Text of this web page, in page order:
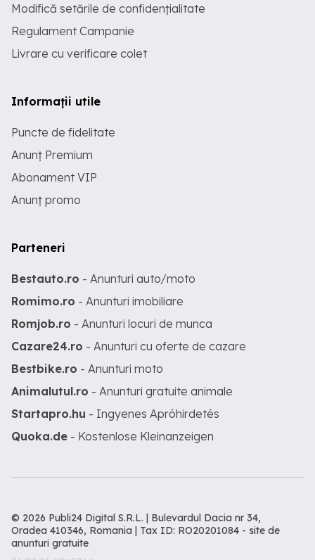
Modifică setările de confidențialitate
Regulament Campanie
Livrare cu verificare colet
Informații utile
Puncte de fidelitate
Anunț Premium
Abonament VIP
Anunț promo
Parteneri
Bestauto.ro - Anunturi auto/moto
Romimo.ro - Anunturi imobiliare
Romjob.ro - Anunturi locuri de munca
Cazare24.ro - Anunturi cu oferte de cazare
Bestbike.ro - Anunturi moto
Animalutul.ro - Anunturi gratuite animale
Startapro.hu - Ingyenes Apróhirdetés
Quoka.de - Kostenlose Kleinanzeigen
© 2026 Publi24 Digital S.R.L. | Bulevardul Dacia nr 34,
Oradea 410346, Romania | Tax ID: RO20201084 - site de
anunturi gratuite